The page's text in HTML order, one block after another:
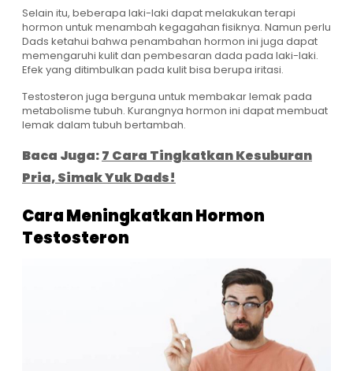
Selain itu, beberapa laki-laki dapat melakukan terapi
hormon untuk menambah kegagahan fisiknya. Namun perlu
Dads ketahui bahwa penambahan hormon ini juga dapat
memengaruhi kulit dan pembesaran dada pada laki-laki.
Efek yang ditimbulkan pada kulit bisa berupa iritasi.
Testosteron juga berguna untuk membakar lemak pada
metabolisme tubuh. Kurangnya hormon ini dapat membuat
lemak dalam tubuh bertambah.
Baca Juga:7 Cara Tingkatkan Kesuburan
Pria, Simak Yuk Dads!
Cara Meningkatkan Hormon
Testosteron